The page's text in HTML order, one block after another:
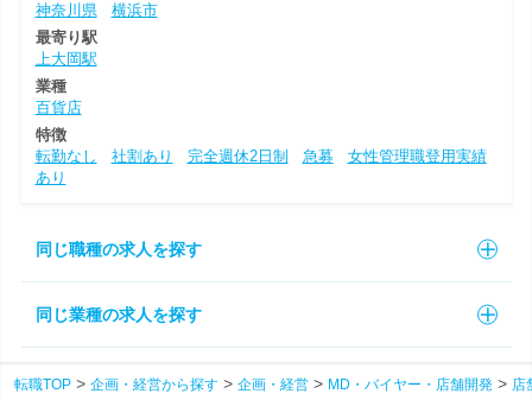
神奈川県
横浜市
最寄り駅
上大岡駅
業種
百貨店
特徴
転勤なし
社割あり 完全週休2日制 急募
女性管理職登用実績
あり
同じ職種の求人を探す
同じ業種の求人を探す
転職TOP 企画・経営から探す 企画・経営 MD・バイヤー・店舗開発 店